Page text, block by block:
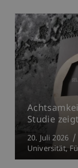
Studie
20. Juli 2026
Universität